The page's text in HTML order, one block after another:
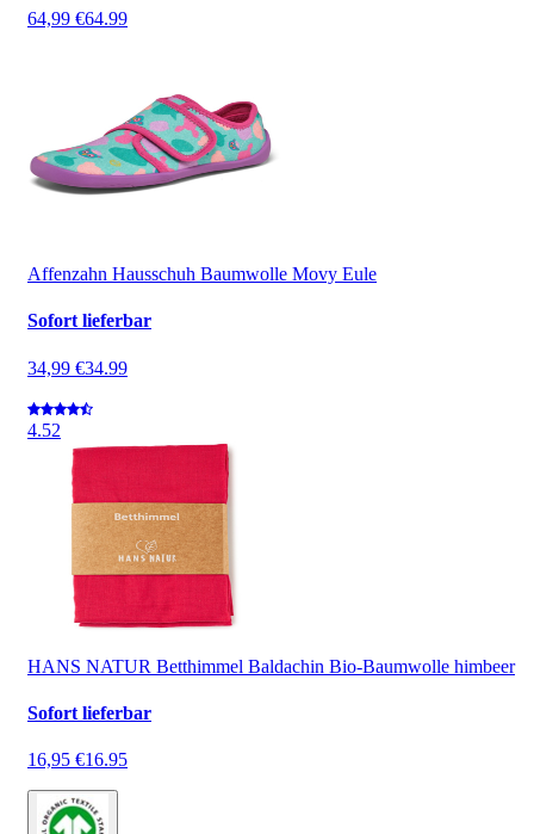
64,99 €64.99
Affenzahn Hausschuh Baumwolle Movy Eule
Sofort lieferbar
34,99 €34.99
4.52
HANS NATUR Betthimmel Baldachin Bio-Baumwolle himbeer
Sofort lieferbar
16,95 €16.95